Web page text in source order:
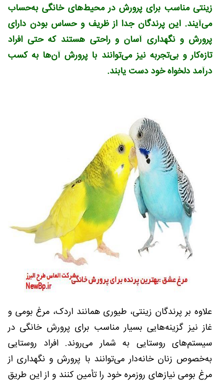
زینتی مناسب برای پرورش در محیط‌های خانگی به‌حساب
می‌آیند. این پرندگان جدا از ظریف و حساس بودن دارای
پرورش و نگهداری آسان و راحتی هستند که حتی افراد
تازه‌کار و بی‌تجربه نیز می‌توانند با پرورش آن‌ها به کسب
درآمد دلخواه خود دست یابند.
علاوه بر پرندگان زینتی، طیوری همانند اردک، مرغ بومی و
غاز نیز گزینه‌هایی بسیار مناسب برای پرورش خانگی در
سیستم‌های روستایی به شمار می‌روند. افراد روستایی
به‌خصوص زنان خانه‌دار می‌توانند با پرورش و نگهداری از
مرغ بومی نیازهای روزمره خود را تأمین کنند و از این طریق